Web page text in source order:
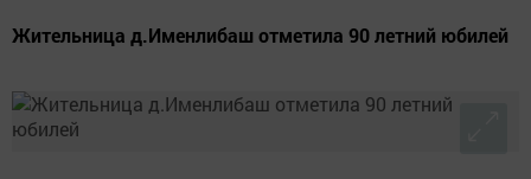
Жительница д.Именлибаш отметила 90 летний юбилей